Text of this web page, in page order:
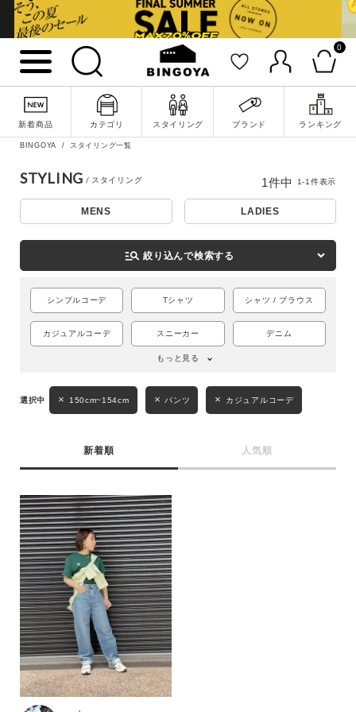
0
新着商品 カテゴリ スタイリング ブランド ランキング
詳細検索
キーワード
サイズ
ブランド
BINGOYA スタイリング一覧
STYLING
MENS LADIES
manage_search 絞り込んで検索する
シンプルコーデ Tシャツ シャツ / ブラウス
カジュアルコーデ スニーカー デニム
もっと見る
150cm~154cm パンツ カジュアルコーデ
新着順 人気順
1件中 1-1件表示